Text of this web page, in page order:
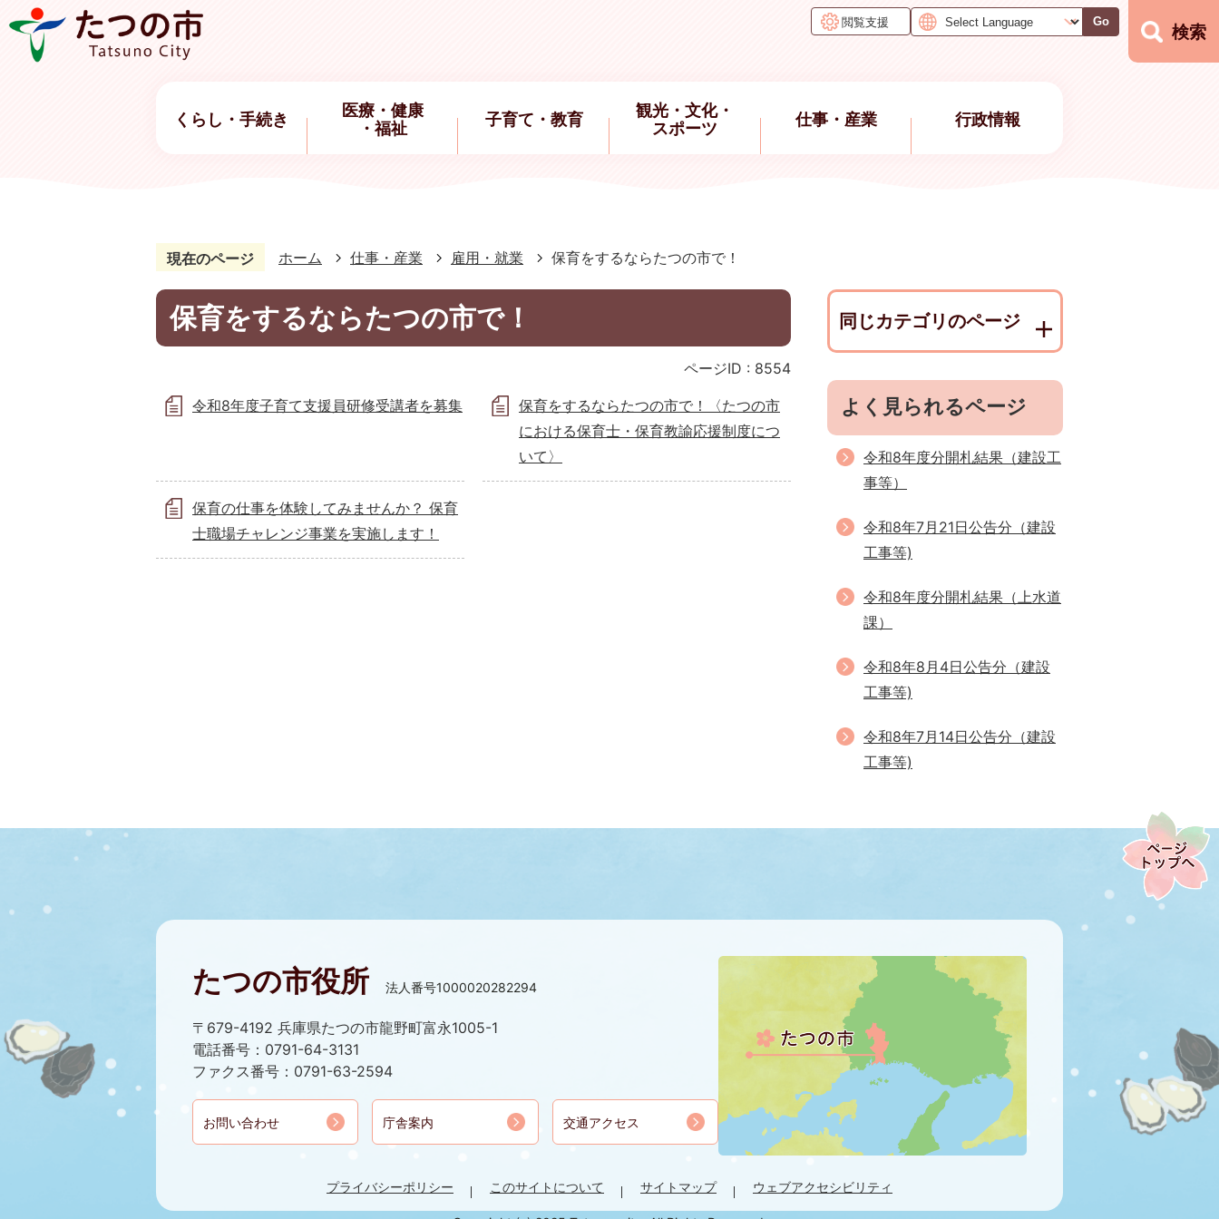
閲覧支援 Go
検索
くらし・手続き
医療・健康
・福祉
子育て・教育
観光・文化・
スポーツ
仕事・産業 行政情報
現在のページ ホーム 仕事・産業 雇用・就業 保育をするならたつの市で！
保育をするならたつの市で！
ページID : 8554
令和8年度子育て支援員研修受講者を募集
保育をするならたつの市で！〈たつの市
における保育士・保育教諭応援制度につ
いて〉
保育の仕事を体験してみませんか？ 保育
士職場チャレンジ事業を実施します！
同じカテゴリのページ
よく見られるページ
令和8年度分開札結果（建設工
事等）
令和8年7月21日公告分（建設
工事等)
令和8年度分開札結果（上水道
課）
令和8年8月4日公告分（建設
工事等)
令和8年7月14日公告分（建設
工事等)
たつの市役所 法人番号1000020282294
〒679-4192 兵庫県たつの市龍野町富永1005-1
電話番号：0791-64-3131
ファクス番号：0791-63-2594
お問い合わせ 庁舎案内 交通アクセス
プライバシーポリシー このサイトについて サイトマップ ウェブアクセシビリティ